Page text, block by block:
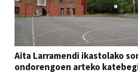
Aita Larramendi ikastolako
ondorengoen arteko